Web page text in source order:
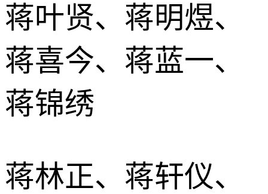
蒋叶贤、蒋明煜、
蒋喜今、蒋蓝一、
蒋锦绣
蒋林正、蒋轩仪、